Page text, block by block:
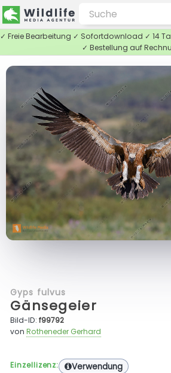
✓ Freie Bearbeitung ✓ Sofortdownload ✓ 14
✓ Bestellung auf
Gyps fulvus
Gänsegeier
Bild-ID:f99792
vonRotheneder Gerhard
Einzellizenz: Verwendung